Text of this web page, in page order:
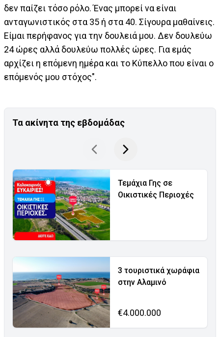
δεν παίζει τόσο ρόλο. Ένας μπορεί να είναι
ανταγωνιστικός στα 35 ή στα 40. Σίγουρα μαθαίνεις.
Είμαι περήφανος για την δουλειά μου. Δεν δουλεύω
24 ώρες αλλά δουλεύω πολλές ώρες. Για εμάς
αρχίζει η επόμενη ημέρα και το Κύπελλο που είναι ο
επόμενός μου στόχος".
Τα ακίνητα της εβδομάδας
Τεμάχια Γης σε
Οικιστικές Περιοχές
3 τουριστικά χωράφια
στην Αλαμινό
€4.000.000